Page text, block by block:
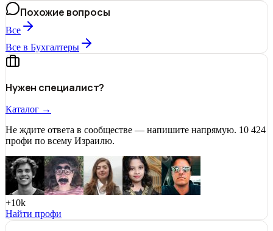
Похожие вопросы
Все
Все в Бухгалтеры
Нужен специалист?
Каталог →
Не ждите ответа в сообществе — напишите напрямую. 10 424
профи по всему Израилю.
+10k
Найти профи